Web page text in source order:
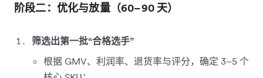
阶段二：优化与放量（60–90 天）
筛选出第一批“合格选手”
根据 GMV、利润率、退货率与评分，确定 3–5 个